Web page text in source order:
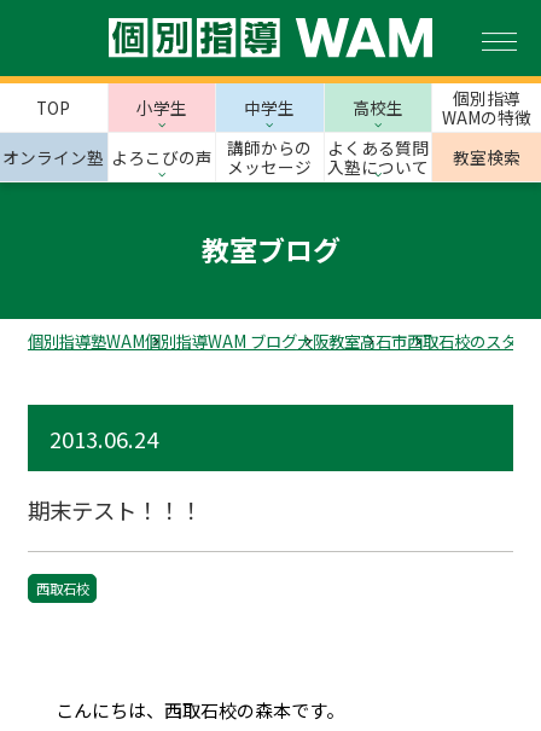
TOP 小学生 中学生 高校生
個別指導
WAMの特徴
オンライン塾 よろこびの声
講師からの
メッセージ
よくある質問
入塾について
教室検索
教室ブログ
個別指導塾WAM個別指導WAM ブログ大阪教室高石市西取石校のスタッ
2013.06.24
期末テスト！！！
西取石校
こんにちは、西取石校の森本です。